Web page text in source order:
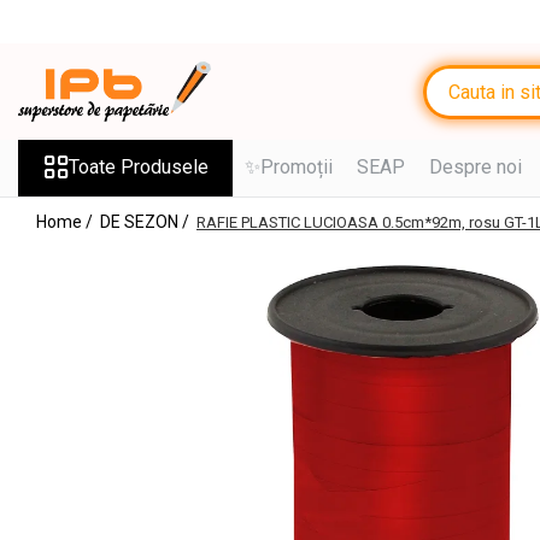
Toate Produsele
Ghiozdane, Rucsacuri, Trolere
Penare, Etuiuri, Necessaire
Toate Produsele ✨Promoții SEAP Despre noi
Home / DE SEZON / RAFIE PLASTIC LUCIOASA 0.5cm*92m, rosu GT-